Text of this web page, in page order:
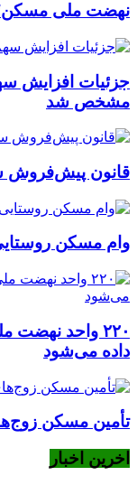
نهضت ملی مسکن؛
جزئیات افزایش
مشخص شد
قانون پیش‌فروش
وام مسکن روستایی ۴۰۰ میلیون
۲۲۰ واحد
داده می‌شود
تأمین مسکن
اخرین اخبار